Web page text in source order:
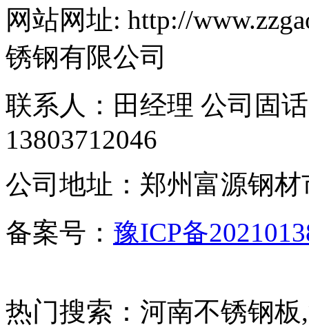
网站网址: http://
锈钢有限公司
联系人：田经理 公司固
13803712046
公司地址：郑州富源钢
备案号： 豫ICP备
热门搜索：河南不锈钢